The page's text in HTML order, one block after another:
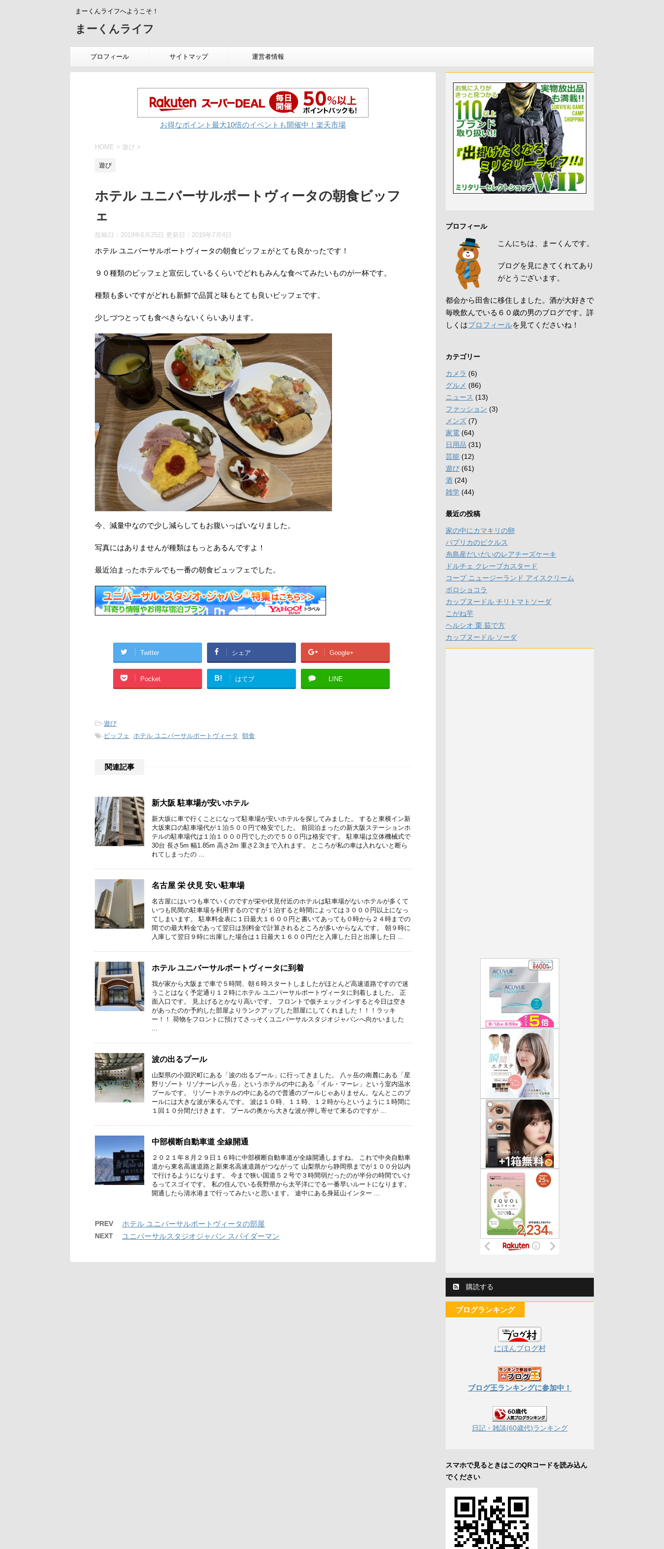
まーくんライフへようこそ！
まーくんライフ
プロフィール サイトマップ 運営者情報
お得なポイント最大10倍のイベントも開催中！楽天市場
HOME > 遊び >
遊び
ホテル ユニバーサルポートヴィータの朝食ビッフ
ェ
投稿日：2019年6月25日 更新日： 2019年7月4日
ホテル ユニバーサルポートヴィータの朝食ビッフェがとても良かったです！
９０種類のビッフェと宣伝しているくらいでどれもみんな食べてみたいものが一杯です。
種類も多いですがどれも新鮮で品質と味もとても良いビッフェです。
少しづつとっても食べきらないくらいあります。
今、減量中なので少し減らしてもお腹いっぱいなりました。
写真にはありませんが種類はもっとあるんですよ！
最近泊まったホテルでも一番の朝食ビュッフェでした。
Twitter シェア Google+
Pocket B! はてブ LINE
-遊び
-ビッフェ , ホテル ユニバーサルポートヴィータ , 朝食
関連記事
新大阪 駐車場が安いホテル
新大坂に車で行くことになって駐車場が安いホテルを探してみました。 すると東横イン新
大坂東口の駐車場代が１泊５００円で格安でした。 前回泊まったの新大阪ステーションホ
テルの駐車場代は１泊１０００円でしたので５００円は格安です。 駐車場は立体機械式で
30台 長さ5m 幅1.85m 高さ2m 重さ2.3tまで入れます。 ところが私の車は入れないと断ら
れてしまったの ...
名古屋 栄 伏見 安い駐車場
名古屋にはいつも車でいくのですが栄や伏見付近のホテルは駐車場がないホテルが多くて
いつも民間の駐車場を利用するのですが１泊すると時間によっては３０００円以上になっ
てしまいます。 駐車料金表に１日最大１６００円と書いてあっても０時から２４時までの
間での最大料金であって翌日は別料金で計算されるところが多いからなんです。 朝９時に
入庫して翌日９時に出庫した場合は１日最大１６００円だと入庫した日と出庫した日 ...
ホテル ユニバーサルポートヴィータに到着
我が家から大阪まで車で５時間、朝６時スタートしましたがほとんど高速道路ですので迷
うことはなく予定通り１２時にホテル ユニバーサルポートヴィータに到着しました。 正
面入口です。 見上げるとかなり高いです。 フロントで仮チェックインすると今日は空き
があったのか予約した部屋よりランクアップした部屋にしてくれました！！！ラッキ
ー！！ 荷物をフロントに預けてさっそくユニバーサルスタジオジャパンへ向かいました
...
波の出るプール
山梨県の小淵沢町にある「波の出るプール」に行ってきました。 八ヶ岳の南麓にある「星
野リゾート リゾナーレ八ヶ岳」というホテルの中にある「イル・マーレ」という室内温水
プールです。 リゾートホテルの中にあるので普通のプールじゃありません。なんとこのプ
ールには大きな波が来るんです。 波は１０時、１１時、１２時からというように１時間に
１回１０分間だけきます。 プールの奥から大きな波が押し寄せて来るのですが ...
中部横断自動車道 全線開通
２０２１年８月２９日１６時に中部横断自動車道が全線開通しますね。 これで中央自動車
道から東名高速道路と新東名高速道路がつながって 山梨県から静岡県までが１００分以内
で行けるようになります。 今まで狭い国道５２号で３時間弱だったのが半分の時間でいけ
るってスゴイです。 私の住んでいる長野県から太平洋にでる一番早いルートになります。
開通したら清水港まで行ってみたいと思います。 途中にある身延山インター ...
PREV ホテル ユニバーサルポートヴィータの部屋
NEXT ユニバーサルスタジオジャパン スパイダーマン
プロフィール
こんにちは、まーくんです。
ブログを見にきてくれてあり
がとうございます。
都会から田舎に移住しました。酒が大好きで
毎晩飲んでいる６０歳の男のブログです。詳
しくはプロフィールを見てくださいね！
カテゴリー
カメラ (6)
グルメ (86)
ニュース (13)
ファッション (3)
メンズ (7)
家電 (64)
日用品 (31)
芸能 (12)
遊び (61)
酒 (24)
雑学 (44)
最近の投稿
家の中にカマキリの卵
パプリカのピクルス
糸島産だいだいのレアチーズケーキ
ドルチェ クレープカスタード
コープ ニュージーランド アイスクリーム
ポロショコラ
カップヌードル チリトマトソーダ
こがね芋
ヘルシオ 栗 茹で方
カップヌードル ソーダ
購読する
ブログランキング
にほんブログ村
ブログ王ランキングに参加中！
日記・雑談(60歳代)ランキング
スマホで見るときはこのQRコードを読み込ん
でください